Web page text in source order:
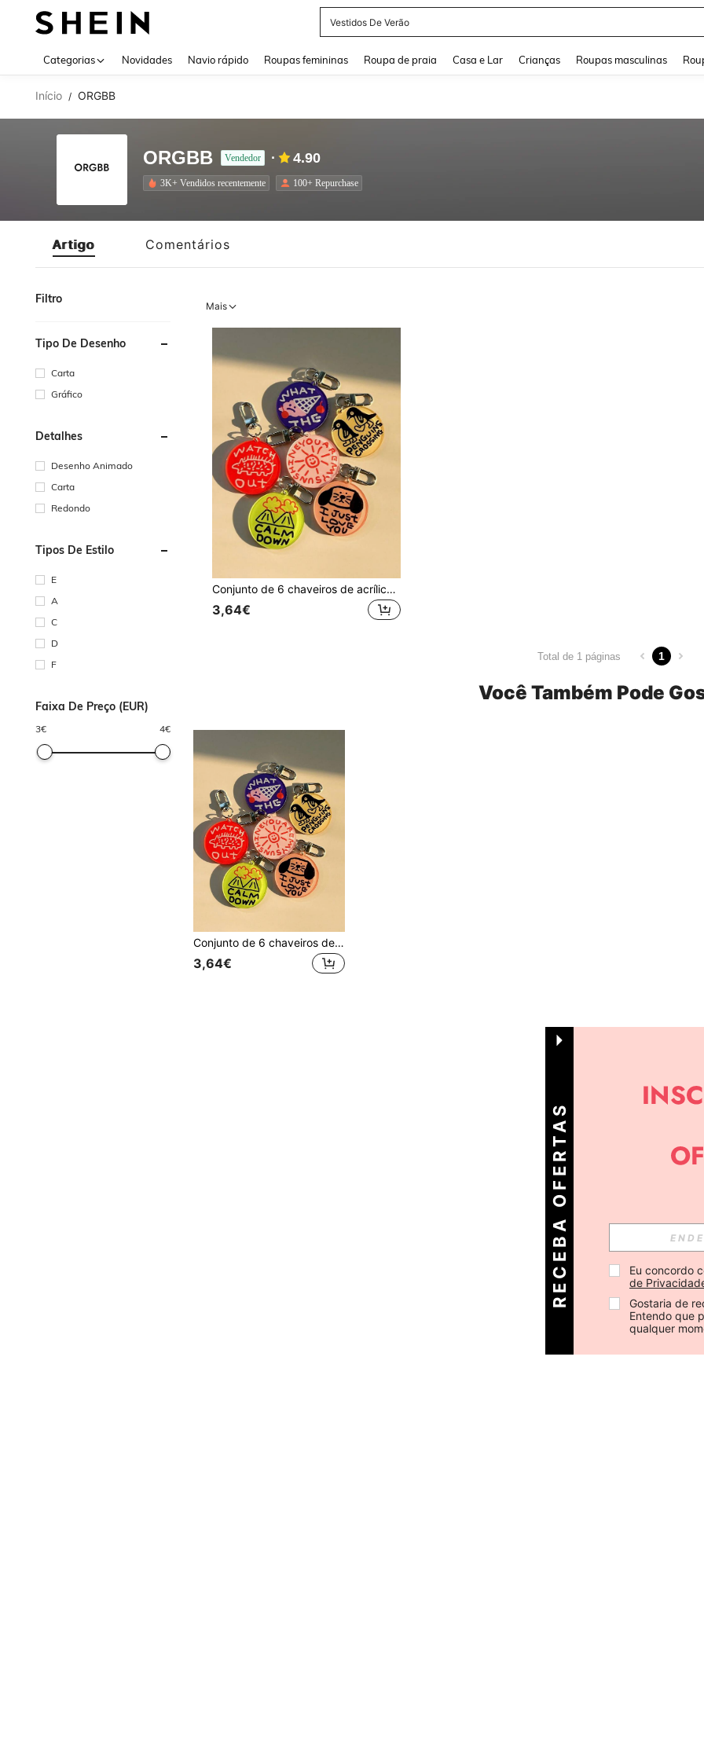
Vestidos De Verão
Categorias Novidades Navio rápido Roupas femininas Roupa de praia Casa e Lar Crianças Roupas masculinas
Início / ORGBB
ORGBB Vendedor 4.90
3K+ Vendidos recentemente 100+ Repurchase
Artigo Comentários
Filtro
Tipo De Desenho
Carta
Gráfico
Detalhes
Desenho Animado
Carta
Redondo
Tipos De Estilo
E
A
C
D
F
Faixa De Preço (EUR)
3€ 4€
Mais
Conjunto de 6 chaveiros de acrílico com ilustração de cachorrinho e letras em estilo doodle, perfeitos para o Dia dos Namorados, Dia dos Namorados, carro ou bolsa. Ideais para escola, escola, Natal, Natal, etc. Cordões com porta-crachá, acessórios para carro e bolsas. Presentes para mãe, pai, formatura e professores.
3,64€
Total de 1 páginas 1
Você Também Pode
Conjunto de 6 chaveiros de acrílico com ilustração de cachorrinho e letras em estilo doodle, perfeitos para o Dia dos Namorados, Dia dos Namorados, carro ou bolsa. Ideais para escola, escola, Natal, Natal, etc. Cordões com porta-crachá, acessórios para carro e bolsas. Presentes para mãe, pai, formatura e professores.
3,64€
R
E
C
E
B
A
O
E
R
T
A
S
D
I
Á
Eu concordo
de
Gostaria de
Entendo que
qualquer